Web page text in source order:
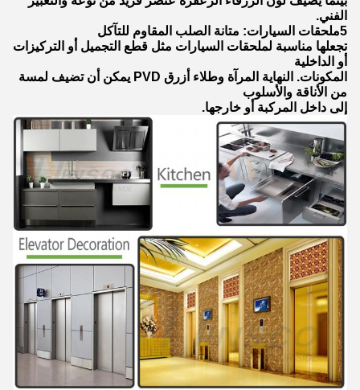
الفني.
5ملحقات السيارات: متانة الصلب المقاوم للتآكل
تجعلها مناسبة لملحقات السيارات مثل قطع التجميل أو التركيزات
أو الداخلية
المكونات. النهاية المرآة وطلاء أزرق PVD يمكن أن تضيف لمسة
من الأناقة والأسلوب
إلى داخل المركبة أو خارجها.